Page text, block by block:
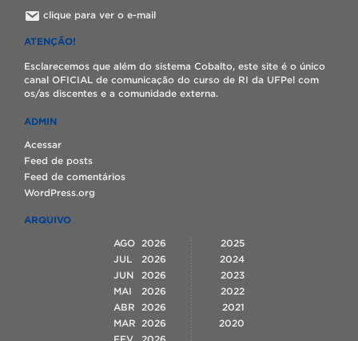
clique para ver o e-mail
ATENÇÃO!
Esclarecemos que além do sistema Cobalto, este site é o único
canal OFICIAL de comunicação do curso de RI da UFPel com
os/as discentes e a comunidade externa.
ADMIN
Acessar
Feed de posts
Feed de comentários
WordPress.org
ARQUIVO
AGO
2026
JUL
2026
JUN
2026
MAI
2026
ABR
2026
MAR
2026
FEV
2026
2025
2024
2023
2022
2021
2020